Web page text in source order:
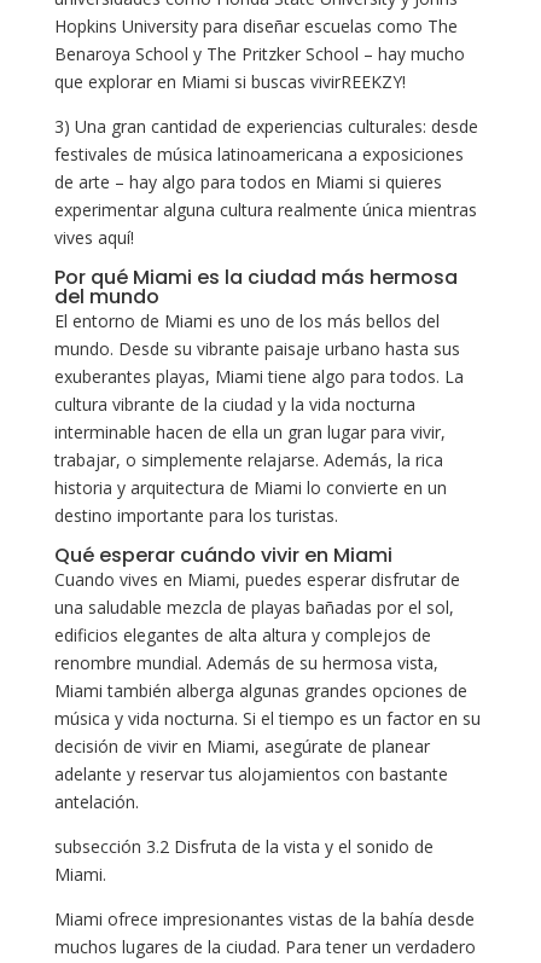
Hopkins University para diseñar escuelas como The
Benaroya School y The Pritzker School – hay mucho
que explorar en Miami si buscas vivirREEKZY!
3) Una gran cantidad de experiencias culturales: desde
festivales de música latinoamericana a exposiciones
de arte – hay algo para todos en Miami si quieres
experimentar alguna cultura realmente única mientras
vives aquí!
Por qué Miami es la ciudad más hermosa
del mundo
El entorno de Miami es uno de los más bellos del
mundo. Desde su vibrante paisaje urbano hasta sus
exuberantes playas, Miami tiene algo para todos. La
cultura vibrante de la ciudad y la vida nocturna
interminable hacen de ella un gran lugar para vivir,
trabajar, o simplemente relajarse. Además, la rica
historia y arquitectura de Miami lo convierte en un
destino importante para los turistas.
Qué esperar cuándo vivir en Miami
Cuando vives en Miami, puedes esperar disfrutar de
una saludable mezcla de playas bañadas por el sol,
edificios elegantes de alta altura y complejos de
renombre mundial. Además de su hermosa vista,
Miami también alberga algunas grandes opciones de
música y vida nocturna. Si el tiempo es un factor en su
decisión de vivir en Miami, asegúrate de planear
adelante y reservar tus alojamientos con bastante
antelación.
subsección 3.2 Disfruta de la vista y el sonido de
Miami.
Miami ofrece impresionantes vistas de la bahía desde
muchos lugares de la ciudad. Para tener un verdadero